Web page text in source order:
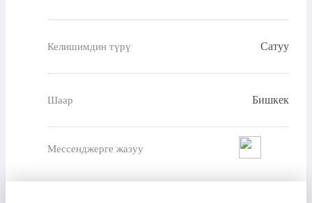
Келишимдин түрү Сатуу
Шаар Бишкек
Мессенджерге жазуу